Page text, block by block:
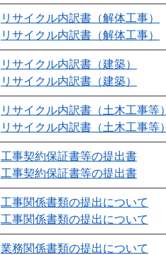
リサイクル内訳書（解体工事）
リサイクル内訳書（解体工事）
リサイクル内訳書（建築）
リサイクル内訳書（建築）
リサイクル内訳書（土木工事等）
リサイクル内訳書（土木工事等）​
工事契約保証書等の提出書
工事契約保証書等の提出書
工事関係書類の提出について
工事関係書類の提出について​
業務関係書類の提出について